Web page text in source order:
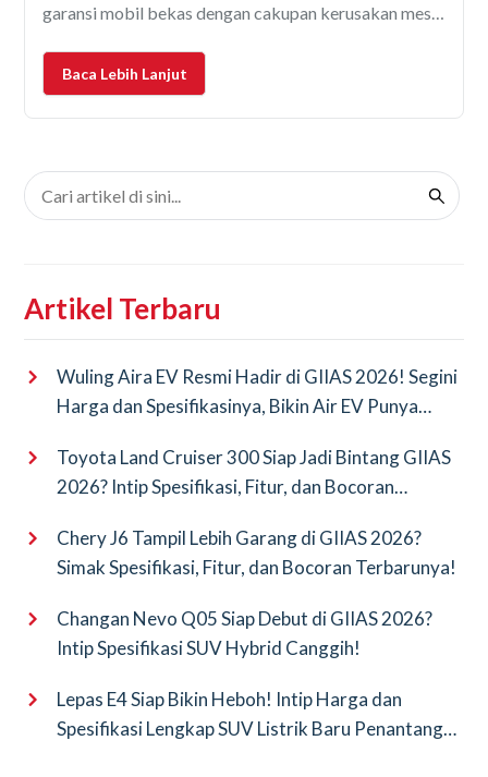
garansi mobil bekas dengan cakupan kerusakan mesin
vital dalam mobil, dan sekalinya bermasalah bisa
membuat biaya servis
Baca Lebih Lanjut
Artikel Terbaru
Wuling Aira EV Resmi Hadir di GIIAS 2026! Segini
Harga dan Spesifikasinya, Bikin Air EV Punya
Toyota Land Cruiser 300 Siap Jadi Bintang GIIAS
2026? Intip Spesifikasi, Fitur, dan Bocoran
Chery J6 Tampil Lebih Garang di GIIAS 2026?
Simak Spesifikasi, Fitur, dan Bocoran Terbarunya!
Changan Nevo Q05 Siap Debut di GIIAS 2026?
Intip Spesifikasi SUV Hybrid Canggih!
Lepas E4 Siap Bikin Heboh! Intip Harga dan
Spesifikasi Lengkap SUV Listrik Baru Penantang